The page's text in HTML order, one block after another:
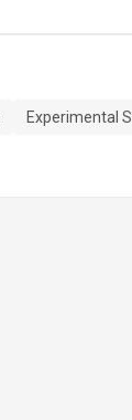
Experimental